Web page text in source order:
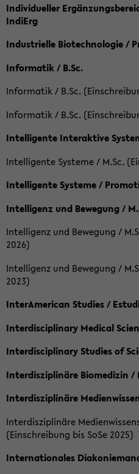
Individueller
IndiErg
Industrielle Biotechnologie /
Informatik / B.Sc.
Informatik / B.Sc.
Informatik / B.Sc.
Intelligente Interaktive
Intelligente Systeme / M.Sc.
Intelligente Systeme /
Intelligenz und Bewegung /
Intelligenz und Bewegung /
2026)
Intelligenz und Bewegung /
2023)
InterAmerican Studies /
Interdisciplinary Medical
Interdisciplinary Studies of
Interdisziplinäre Biomedizin /
Interdisziplinäre
Interdisziplinäre
(Einschreibung bis SoSe 2025)
Internationales